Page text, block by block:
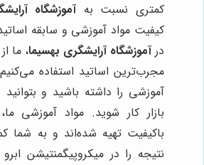
کمتری نسبت بهآموزشگاه
کیفیت مواد آموزشی و سابقه
درآموزشگاه آرایشگری بهسیما، ما
مجرب‌ترین اساتید استفاده
آموزشی را داشته باشید و بتوانید
بازار کار شوید. مواد آموزشی
باکیفیت تهیه شده‌اند و به شما
نتیجه را در میکروپیگمنتیشن